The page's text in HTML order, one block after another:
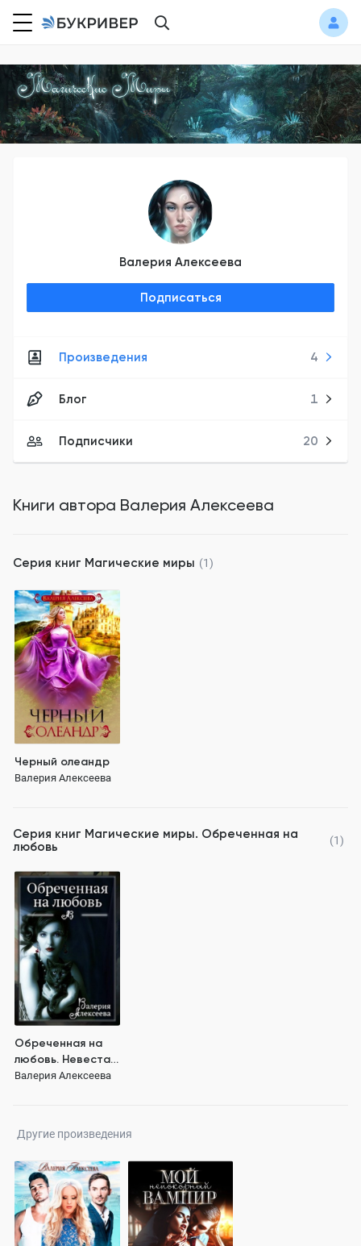
Валерия Алексеева
Подписаться
Произведения 4
Блог 1
Подписчики 20
Книги автора Валерия Алексеева
Серия книг Магические миры (1)
Черный олеандр
Валерия Алексеева
Серия книг Магические миры. Обреченная на
любовь
(1)
Обреченная на
любовь. Невеста
зверя
Валерия Алексеева
Другие произведения